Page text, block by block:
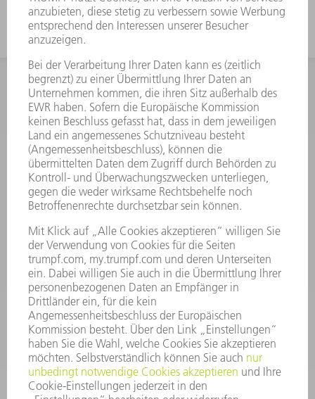
INFORMATION
Häufig gestellte Fragen
Allgemeine Geschäftsbedingungen
KONTAKT
Kundenbetreuung TRUMPF Werkzeugmaschinen
+49 7156 303 33222
Mo - Fr: 07:30 - 17:30 Uhr
Erweiterte Rufbereitschaft per Service App Mo - Fr:
06:30 - 20.00 Uhr Sa: 07:00 - 12:00 Uhr
Kundenbetreuung@trumpf.com
KONTAKT
Service TRUMPF Lasertechnik
+49 7156 303 37444
Mo - Fr: 07:30 - 18:00 Uhr
Additive Manufacturing 07:30 - 17:30 Uhr
spareparts.tld@trumpf.com